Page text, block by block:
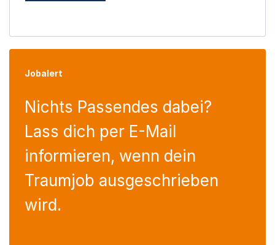
Jobalert
Nichts Passendes dabei?
Lass dich per E-Mail
informieren, wenn dein
Traumjob ausgeschrieben
wird.